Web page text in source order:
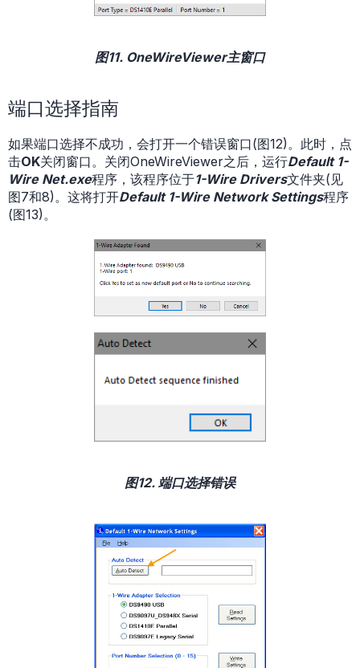
图11. OneWireViewer主窗口
端口选择指南
如果端口选择不成功，会打开一个错误窗口(图12)。此时，点
击OK关闭窗口。关闭OneWireViewer之后，运行Default 1-
Wire Net.exe程序，该程序位于1-Wire Drivers文件夹(见
图7和8)。这将打开Default 1-Wire Network Settings程序
(图13)。
图12. 端口选择错误